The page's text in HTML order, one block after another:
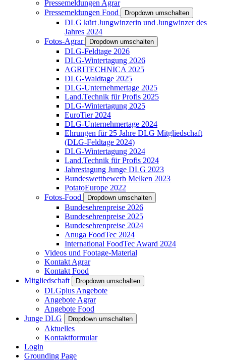
Pressemeldungen Agrar
Pressemeldungen Food
Dropdown umschalten
DLG kürt Jungwinzerin und Jungwinzer des
Jahres 2024
Fotos-Agrar
Dropdown umschalten
DLG-Feldtage 2026
DLG-Wintertagung 2026
AGRITECHNICA 2025
DLG-Waldtage 2025
DLG-Unternehmertage 2025
Land.Technik für Profis 2025
DLG-Wintertagung 2025
EuroTier 2024
DLG-Unternehmertage 2024
Ehrungen für 25 Jahre DLG Mitgliedschaft
(DLG-Feldtage 2024)
DLG-Wintertagung 2024
Land.Technik für Profis 2024
Jahrestagung Junge DLG 2023
Bundeswettbewerb Melken 2023
PotatoEurope 2022
Fotos-Food
Dropdown umschalten
Bundesehrenpreise 2026
Bundesehrenpreise 2025
Bundesehrenpreise 2024
Anuga FoodTec 2024
International FoodTec Award 2024
Videos und Footage-Material
Kontakt Agrar
Kontakt Food
Mitgliedschaft
Dropdown umschalten
DLGplus Angebote
Angebote Agrar
Angebote Food
Junge DLG
Dropdown umschalten
Aktuelles
Kontaktformular
Login
Grounding Page